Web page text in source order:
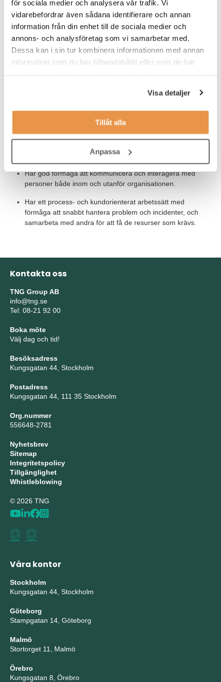
för sociala medier och analysera vår trafik. Vi
vidarebefordrar även sådana identifierare och annan
information från din enhet till de sociala medier och
annons- och analysföretag som vi samarbetar med.
Dessa kan i sin tur kombinera informationen med annan
information som du har tillhandahållit eller som de har
Visa detaljer
Tillåt alla
Anpassa
Erfarenhet inom rörkonstruktion och/eller
mekanikkonstruktion.
Universitets- eller högskoleexamen med relevant inriktning
eller motsvarande kunskaper.
Goda kunskaper i svenska och engelska då vi
För att trivas i rollen ser vi gärna att du:
Arbetar på ett strukturerat och noggrant sätt med hänsyn till
precision och slutförande.
Har god förmåga att kommunicera och interagera med
personer både inom och utanför organisationen.
Har ett process- och kundorienterat arbetssätt med
förmåga att snabbt hantera problem och incidenter, och
samarbeta med andra för att få de resurser som krävs.
Kontakta oss
TNG Group AB
info@tng.se
Tel: 08-21 92 00
Boka möte
Välj dag och tid!
Besöksadress
Kungsgatan 44, Stockholm
Postadress
Kungsgatan 44, 111 35 Stockholm
Org.nummer
556648-2781
Nyhetsbrev
Sitemap
Integritetspolicy
Tillgänglighet
Whistleblowing
© 2026 TNG
Våra kontor
Stockholm
Kungsgatan 44, Stockholm
Göteborg
Stampgatan 14, Göteborg
Malmö
Stortorget 11, Malmö
Örebro
Kungsgatan 8, Örebro